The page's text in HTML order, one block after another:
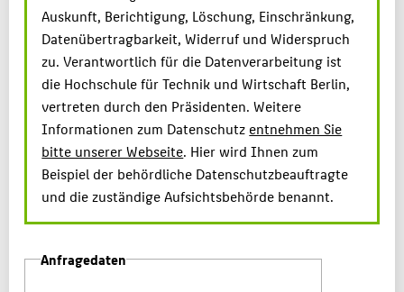
Auskunft, Berichtigung, Löschung, Einschränkung,
Datenübertragbarkeit, Widerruf und Widerspruch
zu. Verantwortlich für die Datenverarbeitung ist
die Hochschule für Technik und Wirtschaft Berlin,
vertreten durch den Präsidenten. Weitere
Informationen zum Datenschutz entnehmen Sie
bitte unserer Webseite. Hier wird Ihnen zum
Beispiel der behördliche Datenschutzbeauftragte
und die zuständige Aufsichtsbehörde benannt.
Anfragedaten